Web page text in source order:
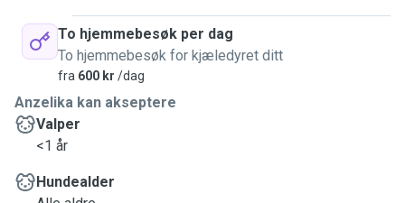
Jeg bor på Hosle, men kan gå til ditt hjem om det er 2-3
kilometer fra der jeg bor eller fra Lysaker (hvor jeg jobber).
To hjemmebesøk per dag
To hjemmebesøk for kjæledyret ditt
fra 600 kr /dag
Anzelika kan akseptere
Valper
<1 år
Hundealder